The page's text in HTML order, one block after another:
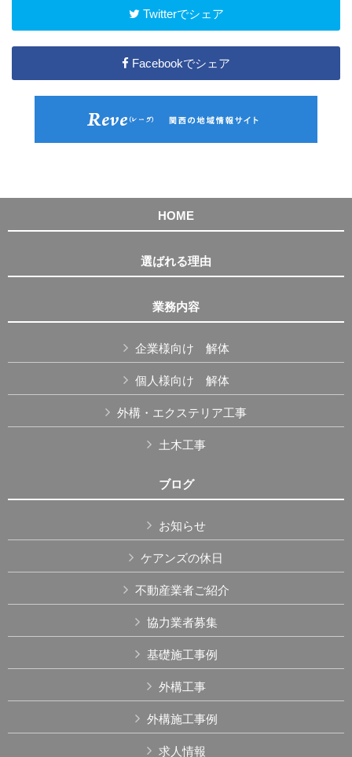
Twitterでシェア
Facebookでシェア
HOME
選ばれる理由
業務内容
企業様向け 解体
個人様向け 解体
外構・エクステリア工事
土木工事
ブログ
お知らせ
ケアンズの休日
不動産業者ご紹介
協力業者募集
基礎施工事例
外構工事
外構施工事例
求人情報